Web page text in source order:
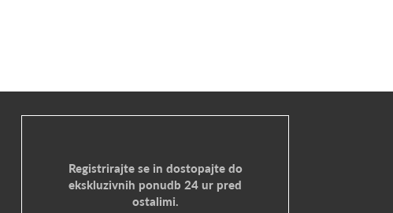
Registrirajte se in dostopajte do
ekskluzivnih ponudb 24 ur pred
ostalimi.